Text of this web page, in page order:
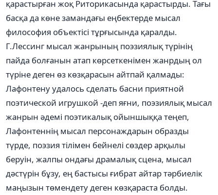
қарастырған жоқ Риторикасында қарастырды. Тағы
басқа да көне замандағы еңбектерде мысал
философия объектісі тұрғысында қаралды.
Г.Лессинг мысал жанрының поэзиялық түрінің
пайда болғанын атап көрсеткенімен жанрдың ол
түріне деген өз көзқарасын айтпай қалмады:
Лафонтену удалось сделать басни приятной
поэтической игрушкой -деп яғни, поэзиялық мысал
жанрын әдемі поэтикалық ойыншыққа теңеп,
Лафонтеннің мысал персонаждарын образды
түрде, поэзия тілімен бейнелі сөздер арқылы
беруін, жалпы ондағы драмалық сцена, мысал
дәстүрін бұзу, ең бастысы ғибрат айтар тәрбиелік
маңызын төмендету деген көзқараста болды.